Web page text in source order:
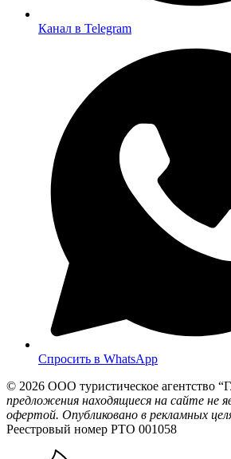
Канал в Telegram
Спросить в WhatsApp
© 2026 ООО туристическое агентство
предложения находящиеся на сайте не
офертой. Опубликовано в рекламных
Реестровый номер РТО 001058